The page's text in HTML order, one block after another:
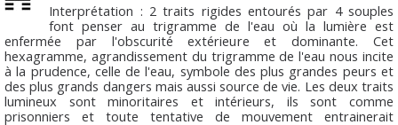
Interprétation : 2 traits rigides entourés par 4 souples
font penser au trigramme de l'eau où la lumière est
enfermée par l'obscurité extérieure et dominante. Cet
hexagramme, agrandissement du trigramme de l'eau nous incite
à la prudence, celle de l'eau, symbole des plus grandes peurs et
des plus grands dangers mais aussi source de vie. Les deux traits
lumineux sont minoritaires et intérieurs, ils sont comme
prisonniers et toute tentative de mouvement entrainerait